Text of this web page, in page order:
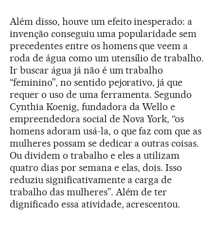
Além disso, houve um efeito inesperado: a
invenção conseguiu uma popularidade sem
precedentes entre os homens que veem a
roda de água como um utensílio de trabalho.
Ir buscar água já não é um trabalho
“feminino”, no sentido pejorativo, já que
requer o uso de uma ferramenta. Segundo
Cynthia Koenig, fundadora da Wello e
empreendedora social de Nova York, “os
homens adoram usá-la, o que faz com que as
mulheres possam se dedicar a outras coisas.
Ou dividem o trabalho e eles a utilizam
quatro dias por semana e elas, dois. Isso
reduziu significativamente a carga de
trabalho das mulheres”. Além de ter
dignificado essa atividade, acrescentou.